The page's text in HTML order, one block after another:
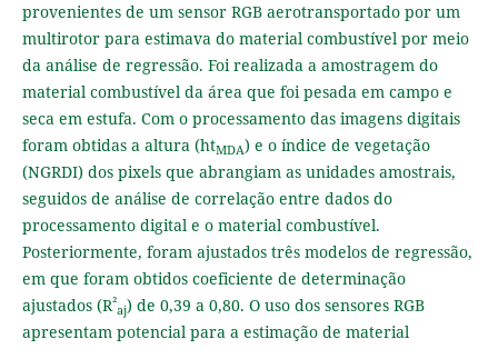
provenientes de um sensor RGB aerotransportado por um
multirotor para estimava do material combustível por meio
da análise de regressão. Foi realizada a amostragem do
material combustível da área que foi pesada em campo e
seca em estufa. Com o processamento das imagens digitais
foram obtidas a altura (htMDA) e o índice de vegetação
(NGRDI) dos pixels que abrangiam as unidades amostrais,
seguidos de análise de correlação entre dados do
processamento digital e o material combustível.
Posteriormente, foram ajustados três modelos de regressão,
em que foram obtidos coeficiente de determinação
ajustados (R²
aj) de 0,39 a 0,80. O uso dos sensores RGB
apresentam potencial para a estimação de material